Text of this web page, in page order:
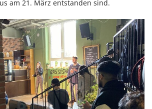
am 21. März entstanden sind.